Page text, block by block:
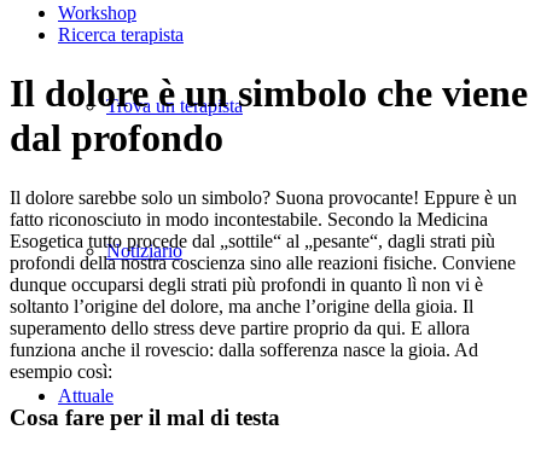
Trova un terapista
Notiziario
Attuale
Workshop
Ricerca terapista
Il dolore è un simbolo che viene
dal profondo
Il dolore sarebbe solo un simbolo? Suona provocante! Eppure è un
fatto riconosciuto in modo incontestabile. Secondo la Medicina
Esogetica tutto procede dal „sottile“ al „pesante“, dagli strati più
profondi della nostra coscienza sino alle reazioni fisiche. Conviene
dunque occuparsi degli strati più profondi in quanto lì non vi è
soltanto l’origine del dolore, ma anche l’origine della gioia. Il
superamento dello stress deve partire proprio da qui. E allora
funziona anche il rovescio: dalla sofferenza nasce la gioia. Ad
esempio così:
Cosa fare per il mal di testa